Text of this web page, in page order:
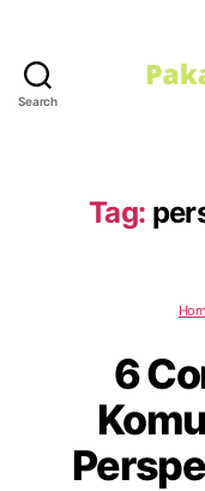
Search
Tag:
6